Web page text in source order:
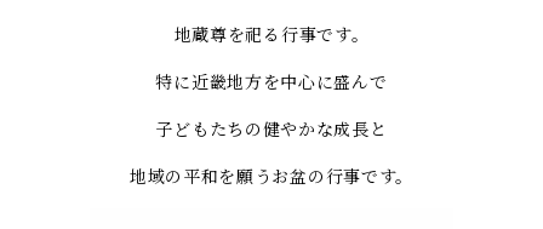
地蔵尊を祀る行事です。
特に近畿地方を中心に盛んで
子どもたちの健やかな成長と
地域の平和を願うお盆の行事です。